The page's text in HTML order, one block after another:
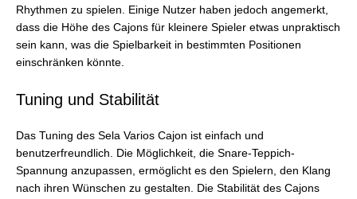
Rhythmen zu spielen. Einige Nutzer haben jedoch angemerkt,
dass die Höhe des Cajons für kleinere Spieler etwas unpraktisch
sein kann, was die Spielbarkeit in bestimmten Positionen
einschränken könnte.
Tuning und Stabilität
Das Tuning des Sela Varios Cajon ist einfach und
benutzerfreundlich. Die Möglichkeit, die Snare-Teppich-
Spannung anzupassen, ermöglicht es den Spielern, den Klang
nach ihren Wünschen zu gestalten. Die Stabilität des Cajons